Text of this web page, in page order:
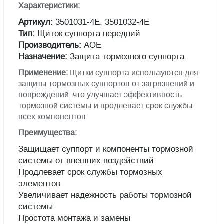
Характеристики:
Артикул: 3501031-4E, 3501032-4E
Тип: Щиток суппорта передний
Производитель: АОЕ
Назначение: Защита тормозного суппорта
Применение: Щитки суппорта используются для
защиты тормозных суппортов от загрязнений и
повреждений, что улучшает эффективность
тормозной системы и продлевает срок службы
всех компонентов.
Преимущества:
Защищает суппорт и компоненты тормозной
системы от внешних воздействий
Продлевает срок службы тормозных
элементов
Увеличивает надежность работы тормозной
системы
Простота монтажа и замены